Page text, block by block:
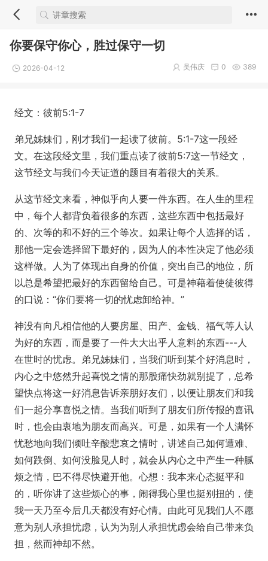
你要保守你心，胜过保守一切
2026-04-12 389
0
吴伟庆
经文：彼前5:1-7
弟兄姊妹们，刚才我们一起读了彼前。5:1-7这一段经
文。在这段经文里，我们重点读了彼前5:7这一节经文，
这节经文与我们今天证道的题目有着很大的关系。
从这节经文来看，神似乎向人要一件东西。在人生的里程
中，每个人都背负着很多的东西，这些东西中包括最好
的、次等的和不好的三个等次。如果让每个人选择的话，
那他一定会选择留下最好的，因为人的本性决定了他必须
这样做。人为了体现出自身的价值，突出自己的地位，所
以总是希望把最好的东西留给自己。可是神藉着使徒彼得
的口说：“你们要将一切的忧虑卸给神。”
神没有向凡相信他的人要房屋、田产、金钱、福气等人认
为好的东西，而是要了一件大大出乎人意料的东西---人
在世时的忧虑。弟兄姊妹们，当我们听到某个好消息时，
内心之中悠然升起喜悦之情的那股痛快劲就别提了，总希
望快点将这一好消息告诉亲朋好友们，以便让朋友们和我
们一起分享喜悦之情。当我们听到了朋友们所传报的喜讯
时，也会由衷地为朋友而高兴。可是，如果有一个人满怀
忧愁地向我们倾吐辛酸悲哀之情时，讲述自己如何遭难、
如何跌倒、如何没脸见人时，就会从内心之中产生一种腻
烦之情，巴不得尽快避开他。心想：我本来心态挺平和
的，听你讲了这些烦心的事，闹得我心里也挺别扭的，使
我一天乃至今后几天都没有好心情。由此可见我们人不愿
意为别人承担忧虑，认为为别人承担忧虑会给自己带来负
担，然而神却不然。